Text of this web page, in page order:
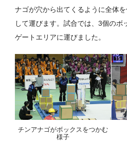
ナゴが穴から出てくるように全体
して運びます。試合では、3個のボ
ゲートエリアに運びました。
チンアナゴがボックスをつかむ
様子